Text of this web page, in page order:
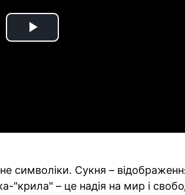
Play
символіки. Сукня –
"крила" – це надія на мир і